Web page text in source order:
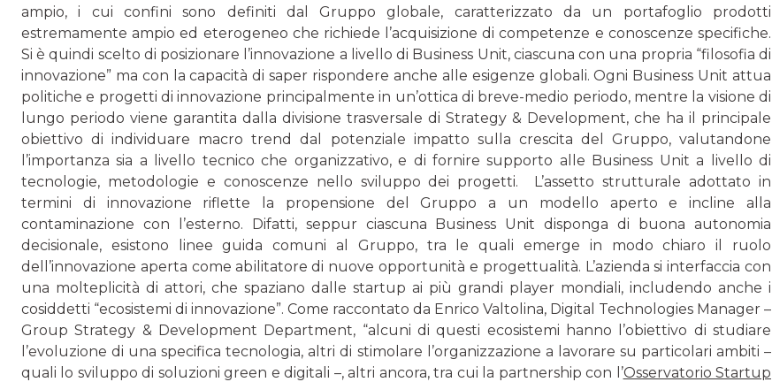
ampio, i cui confini sono definiti dal Gruppo globale, caratterizzato da un portafoglio prodotti
estremamente ampio ed eterogeneo che richiede l’acqui­sizione di competenze e conoscenze specifiche.
Si è quindi scelto di posizionare l’innovazione a livello di Business Unit, ciascuna con una propria “filosofia di
innovazione” ma con la capacità di saper rispondere anche alle esigenze globali. Ogni Business Unit attua
politiche e progetti di innovazione principalmente in un’ottica di breve-medio periodo, mentre la visione di
lungo periodo viene garantita dalla divisione trasversale di Strategy & Development, che ha il principale
obiettivo di individuare macro trend dal potenziale impatto sulla crescita del Gruppo, valutandone
l’importanza sia a livello tecnico che organizzativo, e di fornire supporto alle Business Unit a livello di
tecnologie, metodologie e cono­scenze nello sviluppo dei progetti. L’assetto strutturale adottato in
termini di innovazione ri­flette la propensione del Gruppo a un modello aperto e incli­ne alla
contaminazione con l’esterno. Difatti, seppur ciascu­na Business Unit disponga di buona autonomia
decisionale, esistono linee guida comuni al Gruppo, tra le quali emerge in modo chiaro il ruolo
dell’innovazione aperta come abilitato­re di nuove opportunità e progettualità. L’azienda si interfac­cia con
una molteplicità di attori, che spaziano dalle startup ai più grandi player mondiali, includendo anche i
cosiddetti “ecosistemi di innovazione”. Come raccontato da Enrico Valtolina, Digital Technologies Manager –
Group Strategy & Development Department, “alcuni di questi ecosistemi hanno l’obiettivo di studiare
l’evoluzione di una specifica tecnologia, altri di stimolare l’organizzazione a lavorare su particolari ambiti –
quali lo sviluppo di soluzioni green e di­gitali –, altri ancora, tra cui la partnership con l’OsservatorioStartup